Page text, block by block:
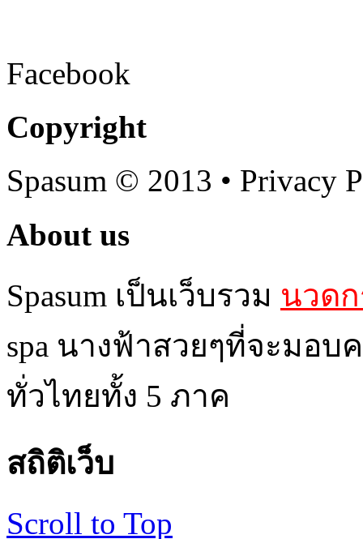
Facebook
Copyright
Spasum © 2013 • Privacy
About us
Spasum เป็นเว็บรวม นวด
spa นางฟ้าสวยๆที่จะมอ
ทั่วไทยทั้ง 5 ภาค
สถิติเว็บ
Scroll to Top